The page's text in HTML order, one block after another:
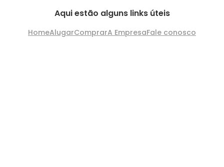
Aqui estão alguns links úteis
HomeAlugarComprarA EmpresaFale conosco